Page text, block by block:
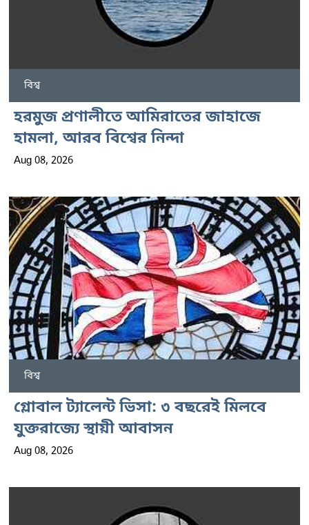
বিশ্ব
হরমুজ প্রণালীতে আমিরাতের জাহাজে
হামলা, আরব বিশ্বের নিন্দা
Aug 08, 2026
বিশ্ব
গ্লোবাল ট্যালেন্ট ভিসা: ৩ বছরেই মিলবে
যুক্তরাজ্যে স্থায়ী আবাসন
Aug 08, 2026